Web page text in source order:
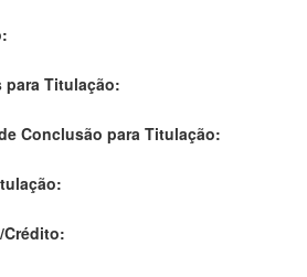
para Titulação:
Conclusão para Titulação:
Crédito: